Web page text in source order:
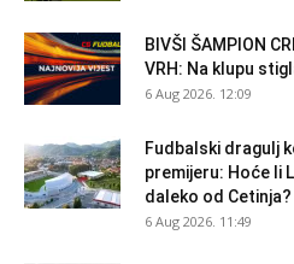
BIVŠI ŠAMPION
VRH: Na klupu
6 Aug 2026. 12:09
Fudbalski dragulj
premijeru: Hoće li
daleko od Cetinja?
6 Aug 2026. 11:49